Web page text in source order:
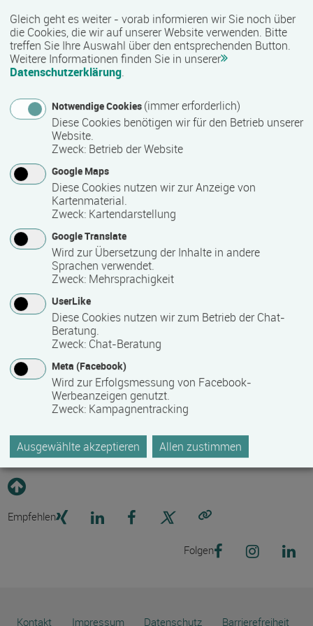
Innerhalb des Bauernverbandes Uecker-Randow e.V. bietet
die Landakademie spezifische und aktuelle Schulungen und
Veranstaltungen vorrangig für in der Landwirtschaft
Beschäftigte an, aber auch für die interessierte Öffentlichkeit.
Kontakt
Bauernverband Uecker-Randow e.V.
Landakademie
Lindenstraße 9
17309 Pasewalk
Deutschland
03973 210072
03973 210140
info(at)bauernverband-uer.de
Kontaktformular
Empfehlen
Folgen
Kontakt Impressum Datenschutz Barrierefreiheit
Gleich geht es weiter - vorab informieren wir Sie noch über
die Cookies, die wir auf unserer Website verwenden. Bitte
treffen Sie Ihre Auswahl über den entsprechenden Button.
Weitere Informationen finden Sie in unserer
Datenschutzerklärung.
Notwendige Cookies (immer erforderlich)
Diese Cookies benötigen wir für den Betrieb unserer
Website.
Zweck: Betrieb der Website
Google Maps
Diese Cookies nutzen wir zur Anzeige von
Kartenmaterial.
Zweck: Kartendarstellung
Google Translate
Wird zur Übersetzung der Inhalte in andere
Sprachen verwendet.
Zweck: Mehrsprachigkeit
UserLike
Diese Cookies nutzen wir zum Betrieb der Chat-
Beratung.
Zweck: Chat-Beratung
Meta (Facebook)
Wird zur Erfolgsmessung von Facebook-
Werbeanzeigen genutzt.
Zweck: Kampagnentracking
Ausgewählte akzeptieren Allen zustimmen